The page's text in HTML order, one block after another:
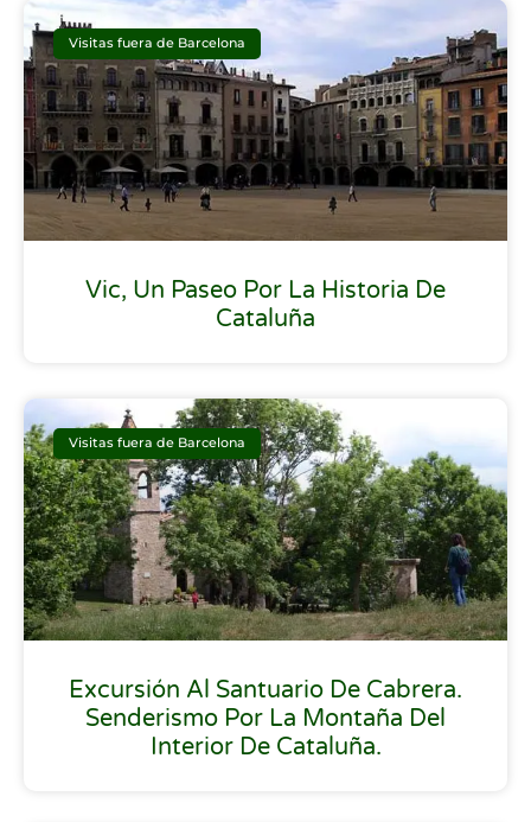
Visitas fuera de Barcelona
Vic, Un Paseo Por La Historia De
Cataluña
Visitas fuera de Barcelona
Excursión Al Santuario De Cabrera.
Senderismo Por La Montaña Del
Interior De Cataluña.